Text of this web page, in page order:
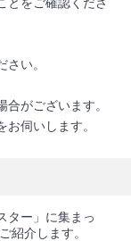
とをご確認くださ
さい。
合がございます。
伺いします。
ター」に集まっ
紹介します。